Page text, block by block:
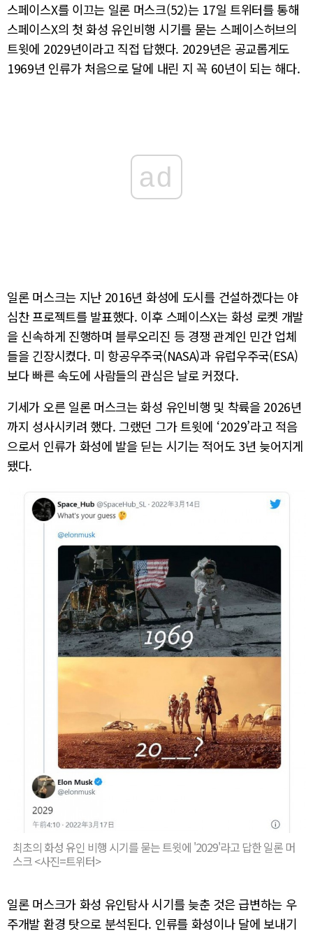
스페이스X를 이끄는 일론 머스크(52)는 17일 트위터를 통해
스페이스X의 첫 화성 유인비행 시기를 묻는 스페이스허브의
트윗에 2029년이라고 직접 답했다. 2029년은 공교롭게도
1969년 인류가 처음으로 달에 내린 지 꼭 60년이 되는 해다.
ad
일론 머스크는 지난 2016년 화성에 도시를 건설하겠다는 야
심찬 프로젝트를 발표했다. 이후 스페이스X는 화성 로켓 개발
을 신속하게 진행하며 블루오리진 등 경쟁 관계인 민간 업체
들을 긴장시켰다. 미 항공우주국(NASA)과 유럽우주국(ESA)
보다 빠른 속도에 사람들의 관심은 날로 커졌다.
기세가 오른 일론 머스크는 화성 유인비행 및 착륙을 2026년
까지 성사시키려 했다. 그랬던 그가 트윗에 ‘2029’라고 적음
으로서 인류가 화성에 발을 딛는 시기는 적어도 3년 늦어지게
됐다.
최초의 화성 유인 비행 시기를 묻는 트윗에 '2029'라고 답한 일론 머
스크 <사진=트위터>
일론 머스크가 화성 유인탐사 시기를 늦춘 것은 급변하는 우
주개발 환경 탓으로 분석된다. 인류를 화성이나 달에 보내기